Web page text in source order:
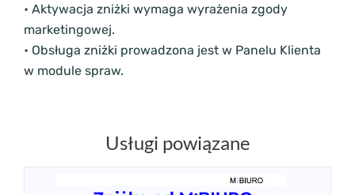
• Aktywacja zniżki wymaga wyrażenia zgody
marketingowej.
• Obsługa zniżki prowadzona jest w Panelu Klienta
w module spraw.
Usługi powiązane